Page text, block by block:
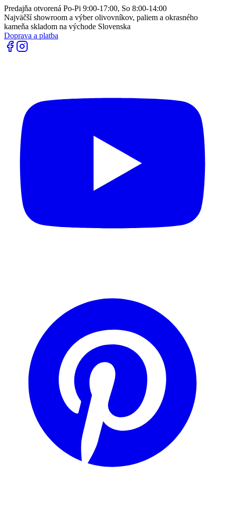
Predajňa otvorená Po-Pi 9:00-17:00, So 8:00-14:00
Najväčší showroom a výber olivovníkov, paliem a okrasného
kameňa skladom na východe Slovenska
Doprava a platba